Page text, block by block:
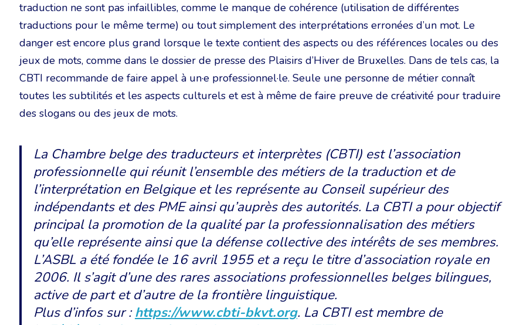
traduction ne sont pas infaillibles, comme le manque de cohérence (utilisation de différentes
traductions pour le même terme) ou tout simplement des interprétations erronées d’un mot. Le
danger est encore plus grand lorsque le texte contient des aspects ou des références locales ou des
jeux de mots, comme dans le dossier de presse des Plaisirs d’Hiver de Bruxelles. Dans de tels cas, la
CBTI recommande de faire appel à un·e professionnel·le. Seule une personne de métier connaît
toutes les subtilités et les aspects culturels et est à même de faire preuve de créativité pour traduire
des slogans ou des jeux de mots.
La Chambre belge des traducteurs et interprètes (CBTI) est l’association
professionnelle qui réunit l’ensemble des métiers de la traduction et de
l’interprétation en Belgique et les représente au Conseil supérieur des
indépendants et des PME ainsi qu’auprès des autorités. La CBTI a pour objectif
principal la promotion de la qualité par la professionnalisation des métiers
qu’elle représente ainsi que la défense collective des intérêts de ses membres.
L’ASBL a été fondée le 16 avril 1955 et a reçu le titre d’association royale en
2006. Il s’agit d’une des rares associations professionnelles belges bilingues,
active de part et d’autre de la frontière linguistique.
Plus d’infos sur :https://www.cbti-bkvt.org. La CBTI est membre de